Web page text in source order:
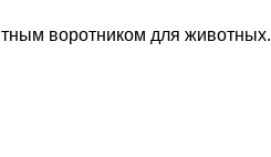
воротником для животных.